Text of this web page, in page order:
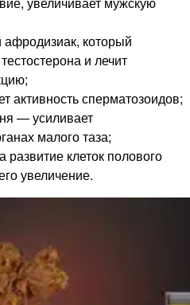
который
и лечит
активность сперматозоидов;
— усиливает
малого таза;
развитие клеток полового
увеличение.